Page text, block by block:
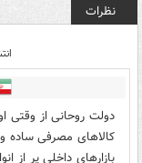
نظرات
دولت روحانی از وقتی
کالاهای مصرفی ساده
بازارهای داخلی پر از